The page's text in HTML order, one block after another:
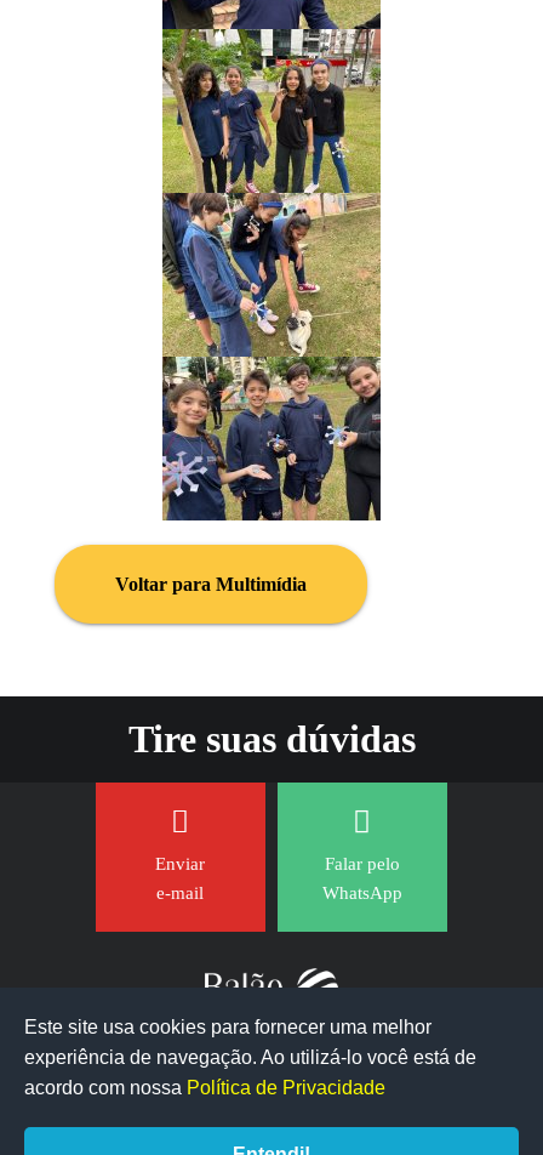
Voltar para Multimídia
Tire suas dúvidas
Enviar
e-mail
Falar pelo
WhatsApp
Este site usa cookies para fornecer uma melhor
experiência de navegação. Ao utilizá-lo você está de
acordo com nossa Política de Privacidade